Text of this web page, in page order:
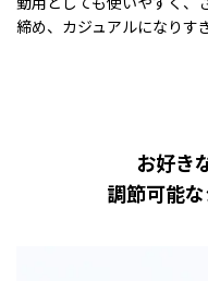
締め、カジュアルになりす
お好き
調節可能